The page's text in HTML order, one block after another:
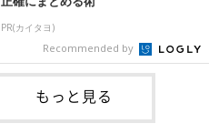
へも自由に行き来できるように、ドアは猫
が通れる程度に
ねこのきもち獣医師相談室の原駿太朗先生
には、実際に猫は甘噛みする相手を選んで
いるのか、その真相をお聞きします。約6
割の飼い主さんが「甘噛みする相手を選ん
でいる」と感じていた※2026年5月実施
ン”について、帝京科学大学生命環境学部
アニマルサイエンス学科准教授の加隈良枝
先生に教えていただきました。鳴くのは、
かまってほしいサインねこのきもち投稿写
真ギャラリーもともと、子猫が親猫に対し
てお世話を求めるときに鳴き声を使いま
す。子猫なので「ニャー」よりもややか細
い「ミャア」といった鳴き声になります
PR(カイタヨ)
Recommended by
もっと見る